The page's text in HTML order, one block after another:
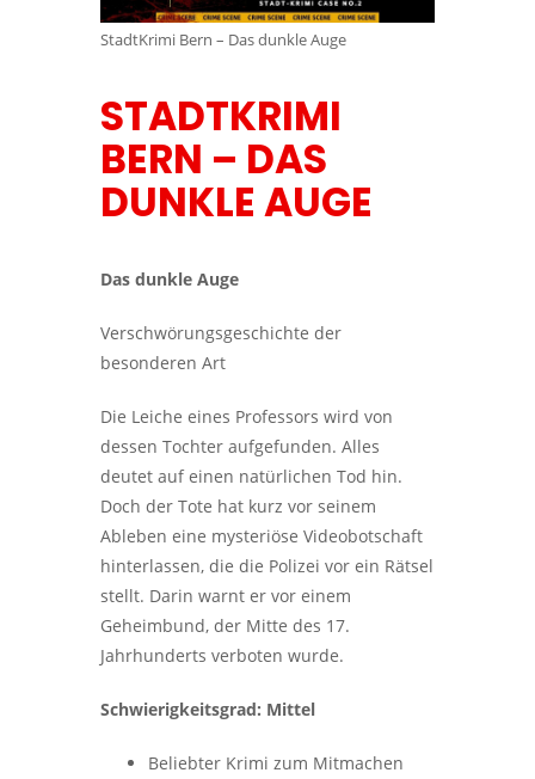
StadtKrimi Bern – Das dunkle Auge
STADTKRIMI
BERN – DAS
DUNKLE AUGE
Das dunkle Auge
Verschwörungsgeschichte der
besonderen Art
Die Leiche eines Professors wird von
dessen Tochter aufgefunden. Alles
deutet auf einen natürlichen Tod hin.
Doch der Tote hat kurz vor seinem
Ableben eine mysteriöse Videobotschaft
hinterlassen, die die Polizei vor ein Rätsel
stellt. Darin warnt er vor einem
Geheimbund, der Mitte des 17.
Jahrhunderts verboten wurde.
Schwierigkeitsgrad: Mittel
Beliebter Krimi zum Mitmachen